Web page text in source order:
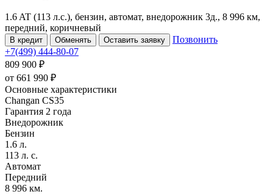
1.6 AT (113 л.с.), бензин, автомат, внедорожник 3д., 8 996 км,
передний, коричневый
В кредит Обменять Оставить заявку
Позвонить
+7(499) 444-80-07
809 900 ₽
от 661 990 ₽
Основные характеристики
Changan CS35
Гарантия 2 года
Внедорожник
Бензин
1.6 л.
113 л. с.
Автомат
Передний
8 996 км.